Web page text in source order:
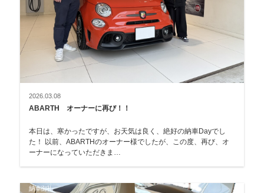
2026.03.08
ABARTH オーナーに再び！！
本日は、寒かったですが、お天気は良く、絶好の納車Dayでし
た！ 以前、ABARTHのオーナー様でしたが、この度、再び、オ
ーナーになっていただきま…
納車御礼